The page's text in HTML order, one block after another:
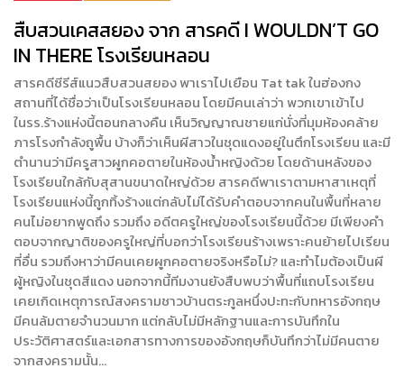
สืบสวนเคสสยอง จาก สารคดี I WOULDN’T GO
IN THERE โรงเรียนหลอน
สารคดีซีรีส์แนวสืบสวนสยอง พาเราไปเยือน Tat tak ในฮ่องกง
สถานที่ได้ชื่อว่าเป็นโรงเรียนหลอน โดยมีคนเล่าว่า พวกเขาเข้าไป
ในรร.ร้างแห่งนี้ตอนกลางคืน เห็นวิญญาณชายแก่นั่งที่มุมห้องคล้าย
ภารโรงกำลังถูพื้น บ้างก็ว่าเห็นผีสาวในชุดแดงอยู่ในตึกโรงเรียน และมี
ตำนานว่ามีครูสาวผูกคอตายในห้องน้ำหญิงด้วย โดยด้านหลังของ
โรงเรียนใกล้กับสุสานขนาดใหญ่ด้วย สารคดีพาเราตามหาสาเหตุที่
โรงเรียนแห่งนี้ถูกทิ้งร้างแต่กลับไม่ได้รับคำตอบจากคนในพื้นที่หลาย
คนไม่อยากพูดถึง รวมถึง อดีตครูใหญ่ของโรงเรียนนี้ด้วย มีเพียงคำ
ตอบจากญาติของครูใหญ่ที่บอกว่าโรงเรียนร้างเพราะคนย้ายไปเรียน
ที่อื่น รวมถึงหาว่ามีคนเคยผูกคอตายจริงหรือไม่? และทำไมต้องเป็นผี
ผู้หญิงในชุดสีแดง นอกจากนี้ทีมงานยังสืบพบว่าพื้นที่แถบโรงเรียน
เคยเกิดเหตุการณ์สงครามชาวบ้านตระกูลหนึ่งปะทะกับทหารอังกฤษ
มีคนล้มตายจำนวนมาก แต่กลับไม่มีหลักฐานและการบันทึกใน
ประวัติศาสตร์และเอกสารทางการของอังกฤษก็บันทึกว่าไม่มีคนตาย
จากสงครามนั้น…